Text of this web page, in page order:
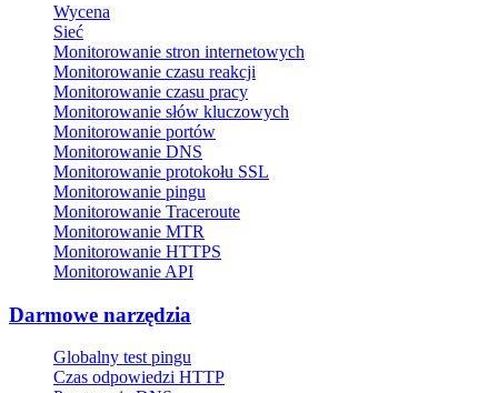
Wycena
Sieć
Monitorowanie stron internetowych
Monitorowanie czasu reakcji
Monitorowanie czasu pracy
Monitorowanie słów kluczowych
Monitorowanie portów
Monitorowanie DNS
Monitorowanie protokołu SSL
Monitorowanie pingu
Monitorowanie Traceroute
Monitorowanie MTR
Monitorowanie HTTPS
Monitorowanie API
Darmowe narzędzia
Globalny test pingu
Czas odpowiedzi HTTP